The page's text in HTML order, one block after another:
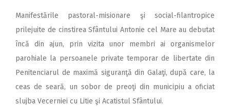
Manifestările pastoral-misionare şi social-filantropice
prilejuite de cinstirea Sfântului Antonie cel Mare au debutat
încă din ajun, prin vizita unor membri ai organismelor
parohiale la persoanele private temporar de libertate din
Penitenciarul de maximă siguranţă din Galaţi, după care, la
ceas de seară, un sobor de preoţi din municipiu a oficiat
slujba Vecerniei cu Litie şi Acatistul Sfântului.